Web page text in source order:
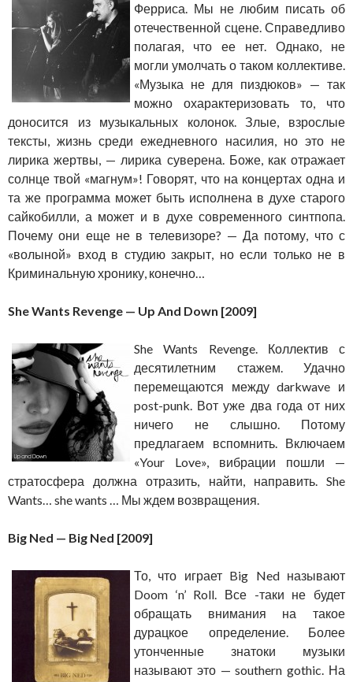
Ферриса. Мы не любим писать об
отечественной сцене. Справедливо
полагая, что ее нет. Однако, не
могли умолчать о таком коллективе.
«Музыка не для пиздюков» — так
можно охарактеризовать то, что
доносится из музыкальных колонок. Злые, взрослые
тексты, жизнь среди ежедневного насилия, но это не
лирика жертвы, — лирика суверена. Боже, как отражает
солнце твой «магнум»! Говорят, что на концертах одна и
та же программа может быть исполнена в духе старого
сайкобилли, а может и в духе современного синтпопа.
Почему они еще не в телевизоре? — Да потому, что с
«волыной» вход в студию закрыт, но если только не в
Криминальную хронику, конечно…
She Wants Revenge — Up And Down [2009]
She Wants Revenge. Коллектив с
десятилетним стажем. Удачно
перемещаются между darkwave и
post-punk. Вот уже два года от них
ничего не слышно. Потому
предлагаем вспомнить. Включаем
«Your Love», вибрации пошли —
стратосфера должна отразить, найти, направить. She
Wants… she wants … Мы ждем возвращения.
Big Ned — Big Ned [2009]
То, что играет Big Ned называют
Doom ‘n’ Roll. Все -таки не будет
обращать внимания на такое
дурацкое определение. Более
утонченные знатоки музыки
называют это — southern gothic. На